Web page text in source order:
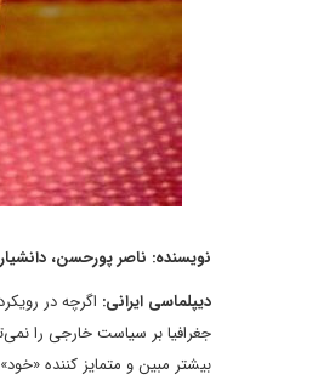
نویسنده: ناصر پورحسن،
دیپلماسی ایرانی: اگرچه در
جغرافیا بر سیاست خارجی را
بیشتر مبین و متمایز کننده